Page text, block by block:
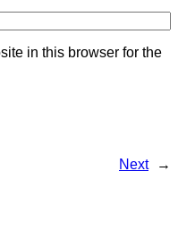
in this browser for the
Next →